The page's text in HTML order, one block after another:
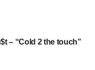
– “Cold 2 the touch”